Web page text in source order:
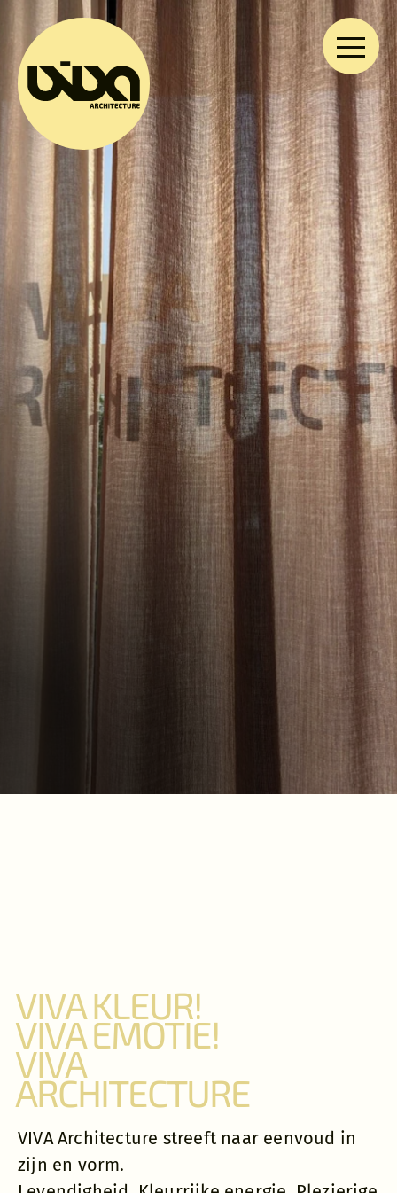
VIVA ARCHITECTURE
Ernest Van Dijckkaai 22-23
2000 Antwerpen
VIVA KLEUR!
VIVA EMOTIE!
VIVA
ARCHITECTURE
VIVA Architecture streeft naar eenvoud in
zijn en vorm.